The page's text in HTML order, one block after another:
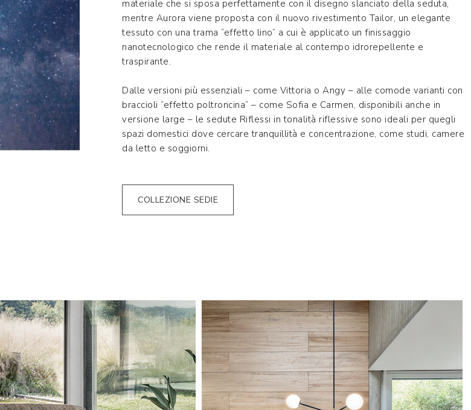
materiale che si sposa perfettamente con il disegno slanciato della seduta,
mentre Aurora viene proposta con il nuovo rivestimento Tailor, un elegante
tessuto con una trama “effetto lino” a cui è applicato un finissaggio
nanotecnologico che rende il materiale al contempo idrorepellente e
traspirante.
Dalle versioni più essenziali – come Vittoria o Angy – alle comode varianti con
braccioli “effetto poltroncina” – come Sofia e Carmen, disponibili anche in
versione large – le sedute Riflessi in tonalità riflessive sono ideali per quegli
spazi domestici dove cercare tranquillità e concentrazione, come studi, camere
da letto e soggiorni.
COLLEZIONE SEDIE